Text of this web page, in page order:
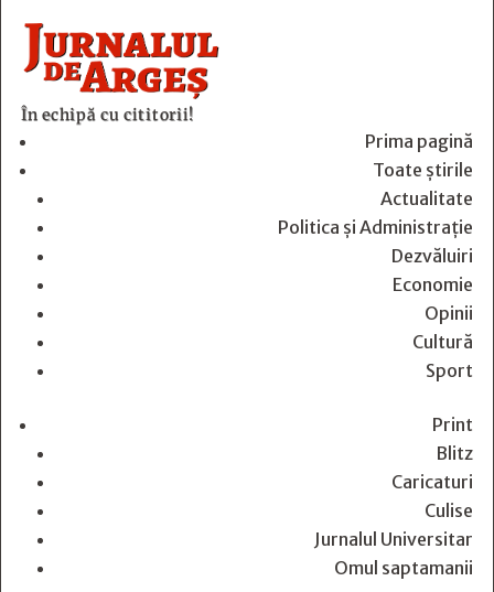
În echipă cu cititorii!
Prima pagină
Toate știrile
Actualitate
Politica și Administrație
Dezvăluiri
Economie
Opinii
Cultură
Sport
Print
Blitz
Caricaturi
Culise
Jurnalul Universitar
Omul saptamanii